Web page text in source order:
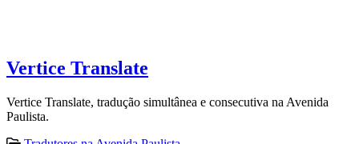
Vertice Translate
Vertice Translate, tradução simultânea e consecutiva na Avenida
Paulista.